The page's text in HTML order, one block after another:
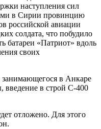
наступления сил
в Сирии провинцию
российской авиации
солдата, что побудило
«Патриот» вдоль
своих
занимающегося в Анкаре
введение в строй С-400
отложено. Для этого